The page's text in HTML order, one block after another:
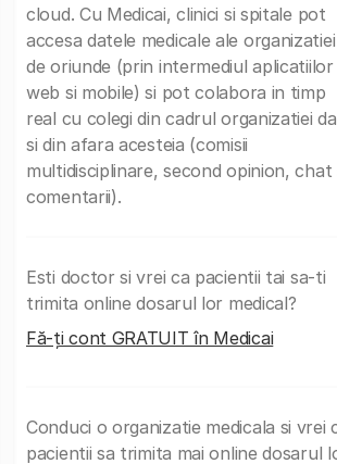
cloud. Cu Medicai, clinici si spitale pot
accesa datele medicale ale organizatiei
de oriunde (prin intermediul aplicatiilor
web si mobile) si pot colabora in timp
real cu colegi din cadrul organizatiei
si din afara acesteia (comisii
multidisciplinare, second opinion, chat
comentarii).
Esti doctor si vrei ca pacientii tai sa-ti
trimita online dosarul lor medical?
Fă-ți cont GRATUIT în Medicai
Conduci o organizatie medicala si vrei
pacientii sa trimita mai online dosarul